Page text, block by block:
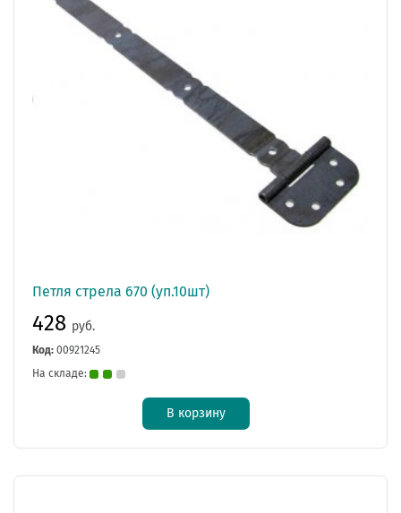
Петля стрела 670 (уп.10шт)
428 руб.
Код: 00921245
На складе:
В корзину